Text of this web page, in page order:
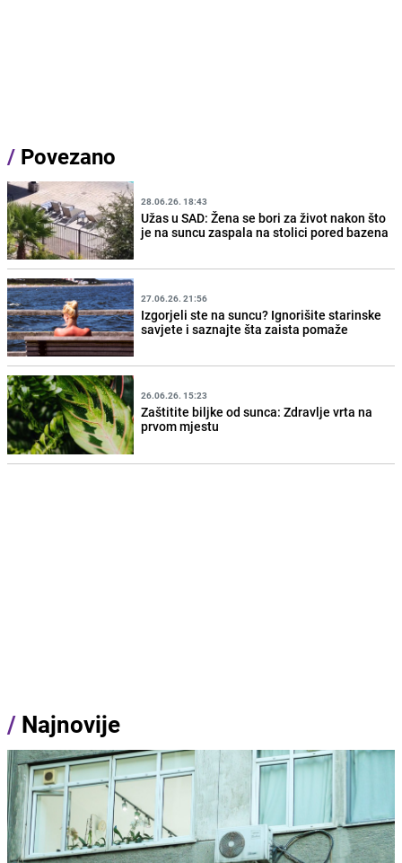
/ Povezano
28.06.26. 18:43
Užas u SAD: Žena se bori za život nakon što
je na suncu zaspala na stolici pored bazena
27.06.26. 21:56
Izgorjeli ste na suncu? Ignorišite starinske
savjete i saznajte šta zaista pomaže
26.06.26. 15:23
Zaštitite biljke od sunca: Zdravlje vrta na
prvom mjestu
/ Najnovije